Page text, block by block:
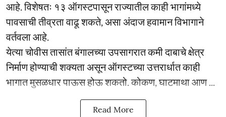
आहे. विशेषतः १३ ऑगस्टपासून राज्यातील काही भागांमध्ये
पावसाची तीव्रता वाढू शकते, असा अंदाज हवामान विभागाने
वर्तवला आहे.
येत्या चोवीस तासांत बंगालच्या उपसागरात कमी दाबाचे क्षेत्र
निर्माण होण्याची शक्यता असून ऑगस्टच्या उत्तरार्धात काही
भागात मुसळधार पाऊस होऊ शकतो. कोकण, घाटमाथा आण ...
Read More